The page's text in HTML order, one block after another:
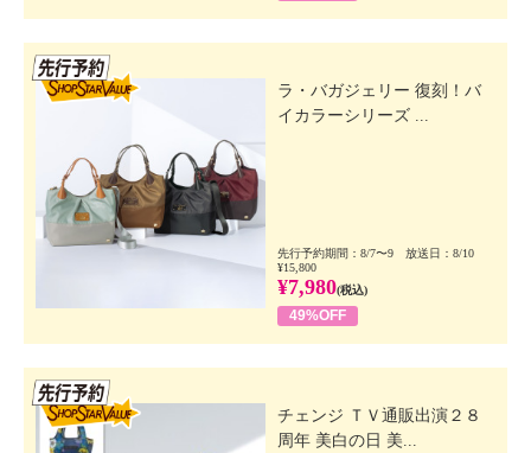
ラ・バガジェリー 復刻！バ
イカラーシリーズ ...
先行予約期間：8/7〜9 放送日：8/10
¥15,800
¥7,980(税込)
49%OFF
チェンジ ＴＶ通販出演２８
周年 美白の日 美...